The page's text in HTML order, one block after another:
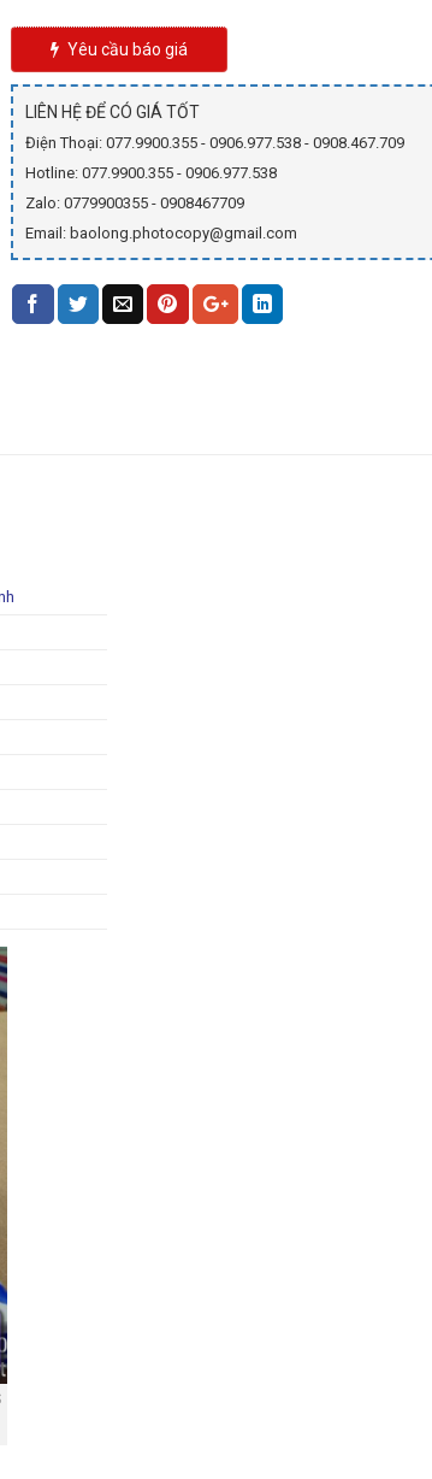
44.000₫.
Yêu cầu báo giá
LIÊN HỆ ĐỂ CÓ GIÁ TỐT
Điện Thoại: 077.9900.355 - 0906.977.538 - 0908.467.709
Hotline: 077.9900.355 - 0906.977.538
Zalo: 0779900355 - 0908467709
Email: baolong.photocopy@gmail.com